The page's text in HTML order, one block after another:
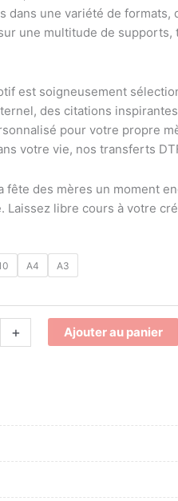
dans une variété de
une multitude de
est soigneusement
des citations
pour votre propre
votre vie, nos transferts
fête des mères un moment
Laissez libre cours à votre
A4 A3
+ Ajouter au panier